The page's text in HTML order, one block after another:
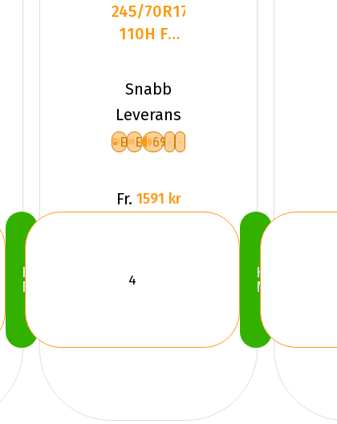
Köp
Nu
245/70R17
110H FR
OBSERVE
GSI-6 LS
Snabb
Leverans
E E 69
Fr. 1591 kr
Köp
Nu